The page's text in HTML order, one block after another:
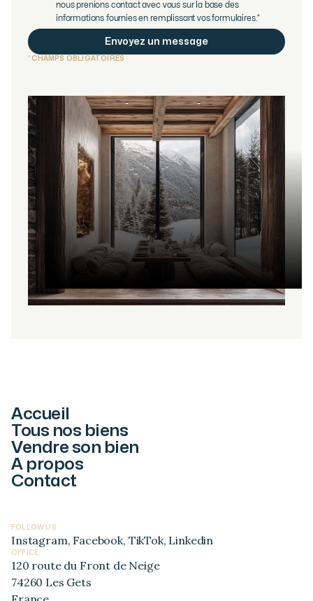
nous prenions contact avec vous sur la base des
informations fournies en remplissant vos formulaires.*
* CHAMPS OBLIGATOIRES
Accueil
Tous nos biens
Vendre son bien
A propos
Contact
FOLLOW US
Instagram, Facebook, TikTok, Linkedin
OFFICE
120 route du Front de Neige
74260 Les Gets